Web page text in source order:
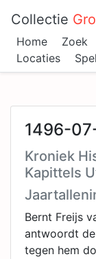
Collectie
Home Zoek
Locaties
1496-
Kroniek
Kapittels
Bernt Freijs
antwoordt
tegen hem